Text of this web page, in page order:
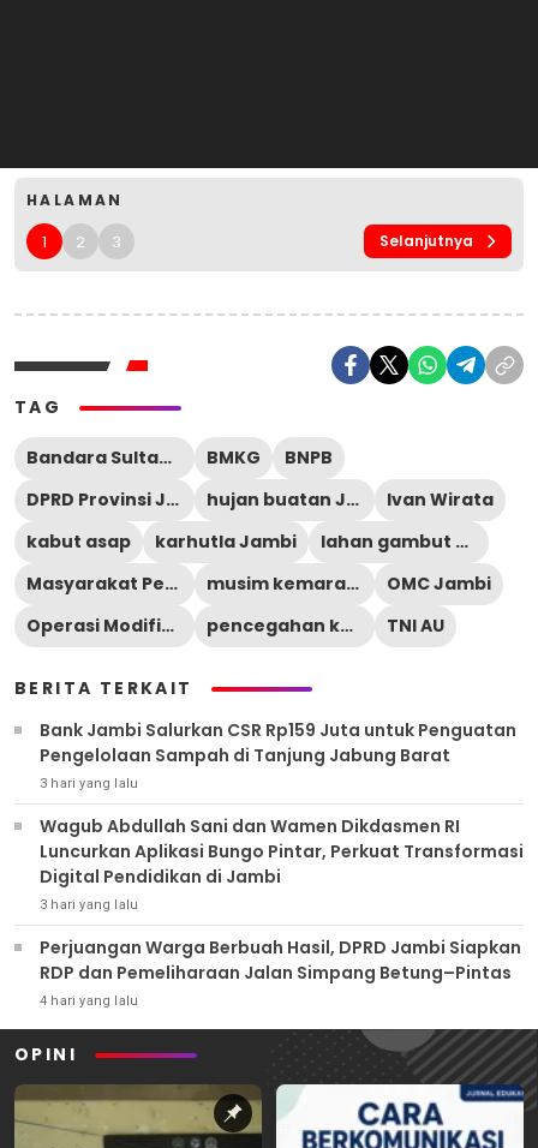
HALAMAN
1 2 3 Selanjutnya
TAG
Bandara Sultan Thaha Jambi BMKG
BNPB
DPRD Provinsi Jambi
hujan buatan Jambi
Ivan Wirata
kabut asap
karhutla Jambi
lahan gambut Jambi
Masyarakat Peduli Api
musim kemarau 2026
OMC Jambi
Operasi Modifikasi Cuaca
pencegahan karhutla TNI AU
BERITA TERKAIT
Bank Jambi Salurkan CSR Rp159 Juta untuk Penguatan
Pengelolaan Sampah di Tanjung Jabung Barat
3 hari yang lalu
Wagub Abdullah Sani dan Wamen Dikdasmen RI
Luncurkan Aplikasi Bungo Pintar, Perkuat Transformasi
Digital Pendidikan di Jambi
3 hari yang lalu
Perjuangan Warga Berbuah Hasil, DPRD Jambi Siapkan
RDP dan Pemeliharaan Jalan Simpang Betung–Pintas
4 hari yang lalu
OPINI